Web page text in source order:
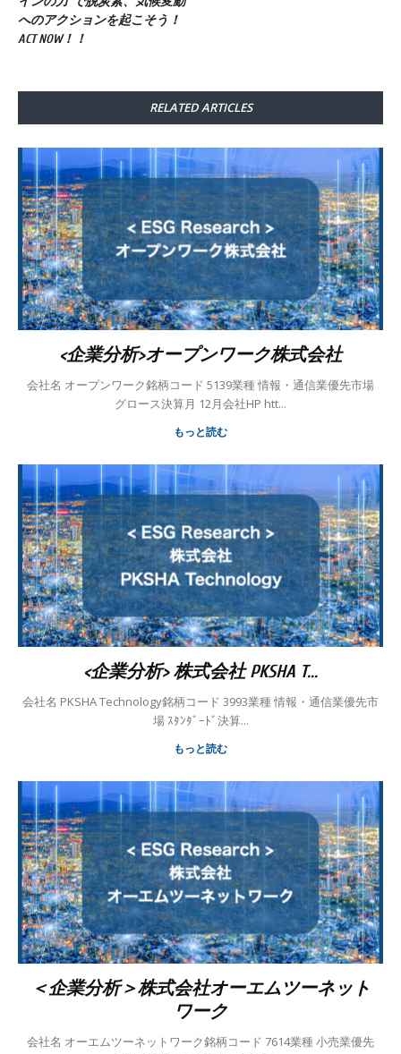
へのアクションを起こそう！
ACT NOW！！
RELATED ARTICLES
<企業分析>オープンワーク株式会社
会社名 オープンワーク銘柄コード 5139業種 情報・通信業優先市場
グロース決算月 12月会社HP htt...
もっと読む
<企業分析> 株式会社 PKSHA T...
会社名 PKSHA Technology銘柄コード 3993業種 情報・通信業優先市
場 ｽﾀﾝﾀﾞｰﾄﾞ決算...
もっと読む
＜企業分析＞株式会社オーエムツーネット
ワーク
会社名 オーエムツーネットワーク銘柄コード 7614業種 小売業優先